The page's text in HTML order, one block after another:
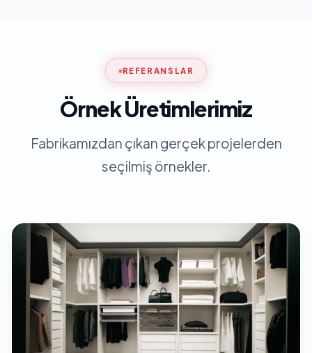
REFERANSLAR
Örnek Üretimlerimiz
Fabrikamızdan çıkan gerçek projelerden
seçilmiş örnekler.